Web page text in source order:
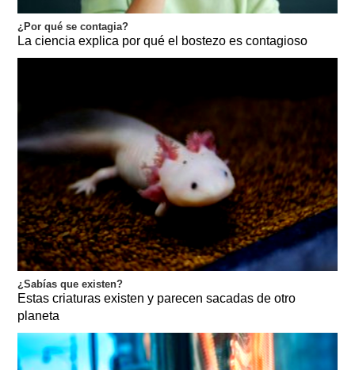
¿Por qué se contagia?
La ciencia explica por qué el bostezo es contagioso
¿Sabías que existen?
Estas criaturas existen y parecen sacadas de otro
planeta